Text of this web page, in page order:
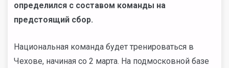
определился с составом команды на
предстоящий сбор.
Национальная команда будет тренироваться в
Чехове, начиная со 2 марта. На подмосковной базе